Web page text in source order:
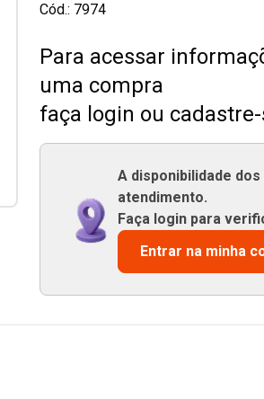
Cód.: 7974
Para acessar
uma compra
faça login ou
A disponibilidade
atendimento.
Faça login para
Entrar na minha